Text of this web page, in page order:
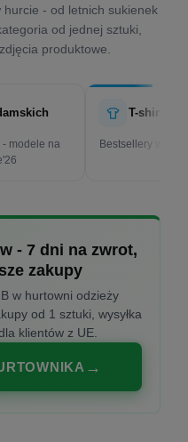
hurcie - od letnich sukienek
od jednej sztuki,
produktowe.
modele na
T-shirty
Bestsellery w
- 7 dni na zwrot,
zakupy
w hurtowni odzieży
od 1 sztuki, wysyłka
klientów z UE.